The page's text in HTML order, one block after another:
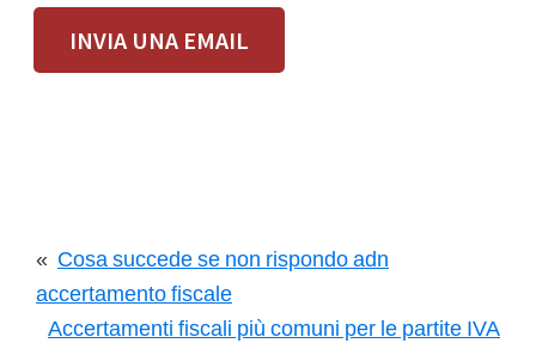
INVIA UNA EMAIL
« Cosa succede se non rispondo adn
accertamento fiscale
Accertamenti fiscali più comuni per le partite IVA